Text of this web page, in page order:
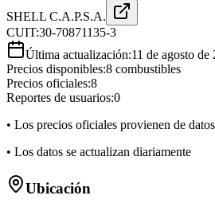
SHELL C.A.P.S.A.
CUIT:30-70871135-3
Última actualización:11 de agosto de
Precios disponibles:8 combustibles
Precios oficiales:8
Reportes de usuarios:0
• Los precios oficiales provienen de
• Los datos se actualizan diariamente
Ubicación